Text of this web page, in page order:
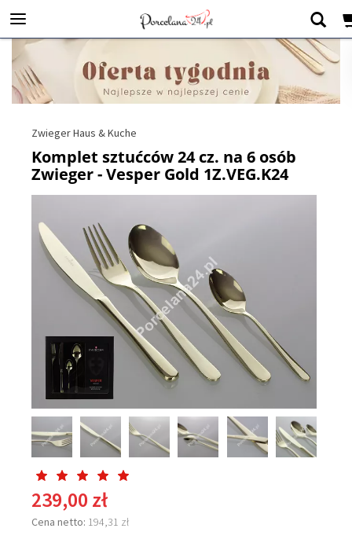
Zwieger Haus & Kuche
Komplet sztućców 24 cz. na 6 osób
Zwieger - Vesper Gold 1Z.VEG.K24
239,00 zł
Cena netto: 194,31 zł